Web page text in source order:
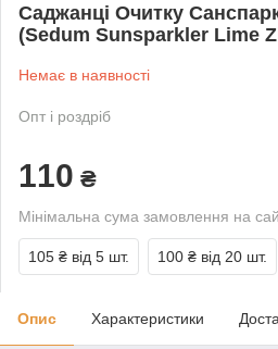
Саджанці Очитку
(Sedum Sunsparkler Lime
Немає в наявності
Опт і роздріб
110 ₴
Мінімальна сума замовлення на
105 ₴ від 5 шт. 100 ₴ від 20 шт.
Опис Характеристики